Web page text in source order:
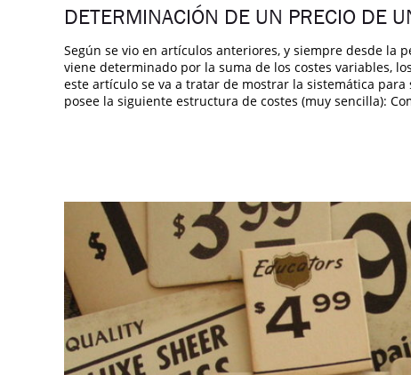
DETERMINACIÓN DE UN PRECIO DE
Según se vio en artículos anteriores, y siempre desde la
viene determinado por la suma de los costes variables,
este artículo se va a tratar de mostrar la sistemática
posee la siguiente estructura de costes (muy sencilla):